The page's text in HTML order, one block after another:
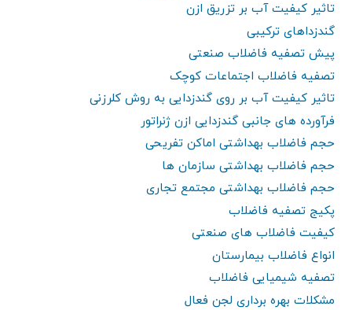
تاثیر کیفیت آب بر تزریق ازن
گندزداهای ترکیبی
پیش تصفیه فاضلاب صنعتی
تصفیه فاضلاب اجتماعات کوچک
تاثیر کیفیت آب بر روی گندزدایی به روش کلرزنی
فرآورده های جانبی گندزدایی ازن ژنراتور
حجم فاضلاب بهداشتی اماکن تفریحی
حجم فاضلاب بهداشتی سازمان ها
حجم فاضلاب بهداشتی مجتمع تجاری
پکیج تصفیه فاضلاب
کیفیت فاضلاب های صنعتی
انواع فاضلاب بیمارستان
تصفیه شیمیایی فاضلاب
مشکلات بهره برداری لجن فعال